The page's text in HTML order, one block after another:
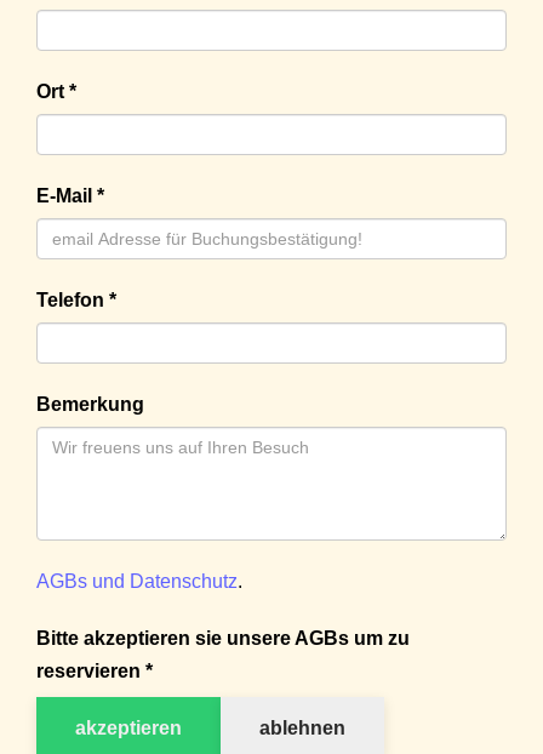
Ort *
E-Mail *
Telefon *
Bemerkung
AGBs und Datenschutz.
Bitte akzeptieren sie unsere AGBs um zu
reservieren *
akzeptieren ablehnen